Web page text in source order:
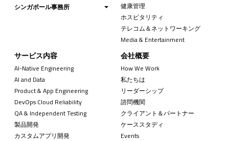
シンガポール事務所
健康管理
ホスピタリティ
テレコム＆ネットワーキング
Media & Entertainment
サービス内容
AI-Native Engineering
AI and Data
Product & App Engineering
DevOps Cloud Reliability
QA & Independent Testing
製品開発
カスタムアプリ開発
会社概要
How We Work
私たちは
リーダーシップ
諮問機関
クライアント＆パートナー
ケーススタディ
Events